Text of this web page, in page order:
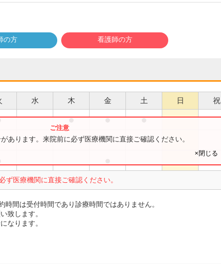
の方 看護師の方
水 木 金 土 日 祝
● ● ●
●
ず医療機関に直接ご確認ください。
あります。来院前に必ず医療機関に直接ご確認ください。
×閉じる
時間は受付時間であり診療時間ではありません。
致します。
なります。